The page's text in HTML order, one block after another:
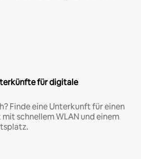
für digitale
Finde eine Unterkunft für einen
schnellem WLAN und einem